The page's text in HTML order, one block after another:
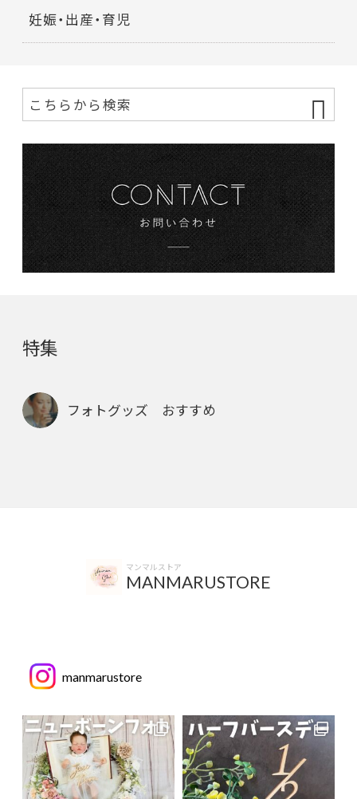
妊娠・出産・育児
特集
フォトグッズ おすすめ
マンマルストア
MANMARUSTORE
manmarustore